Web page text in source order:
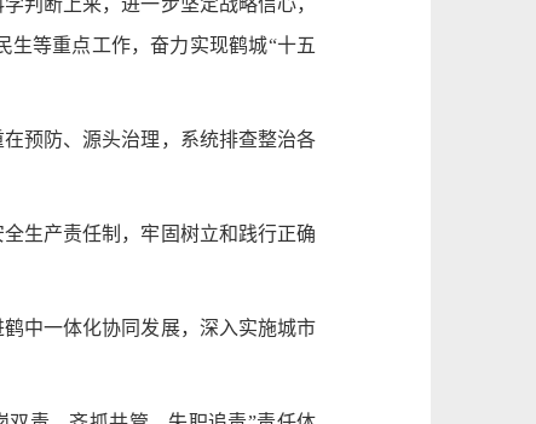
判断上来，进一步坚定战略信心，
等重点工作，奋力实现鹤城“十五
预防、源头治理，系统排查整治各
生产责任制，牢固树立和践行正确
中一体化协同发展，深入实施城市